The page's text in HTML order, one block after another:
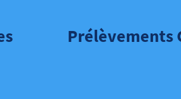
Prélèvements